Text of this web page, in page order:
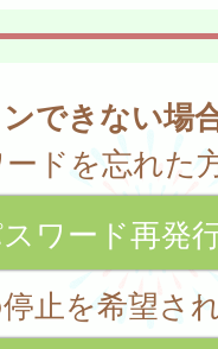
できない場
ドを忘れた
ワード再発
止を希望さ